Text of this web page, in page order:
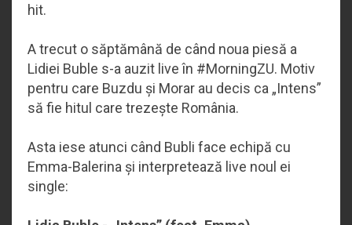
hit.
A trecut o săptămână de când noua piesă a
Lidiei Buble s-a auzit live în #MorningZU. Motiv
pentru care Buzdu și Morar au decis ca „Intens”
să fie hitul care trezește România.
Asta iese atunci când Bubli face echipă cu
Emma-Balerina și interpretează live noul ei
single: